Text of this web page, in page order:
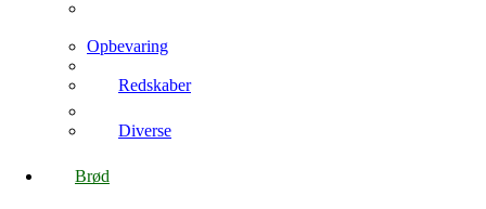
Opbevaring
Redskaber
Diverse
Brød